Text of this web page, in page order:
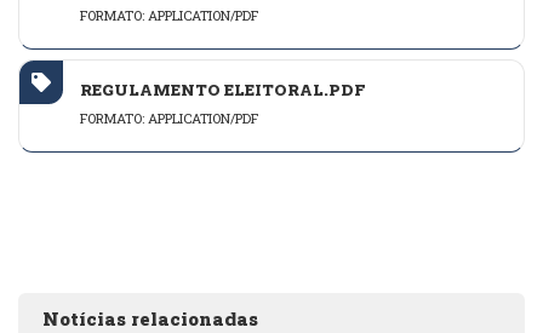
FORMATO: APPLICATION/PDF
REGULAMENTO ELEITORAL.PDF
FORMATO: APPLICATION/PDF
Notícias relacionadas